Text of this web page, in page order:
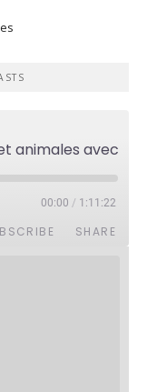
00:00 / 1:11:22
SHARE